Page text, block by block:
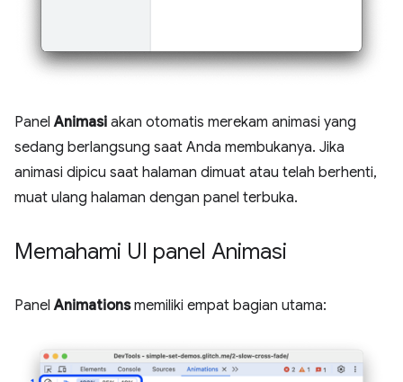
PanelAnimasi akan otomatis merekam animasi yang
sedang berlangsung saat Anda membukanya. Jika
animasi dipicu saat halaman dimuat atau telah berhenti,
muat ulang halaman dengan panel terbuka.
Memahami UI panel Animasi
PanelAnimationsmemiliki empat bagian utama: